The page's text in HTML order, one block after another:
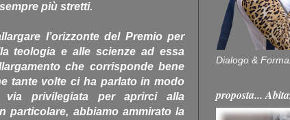
più stretti.
l’orizzonte del Premio per
teologia e alle scienze ad essa
che corrisponde bene
tante volte ci ha parlato in modo
via privilegiata per aprirci alla
particolare, abbiamo ammirato la
Dialogo &
proposta...